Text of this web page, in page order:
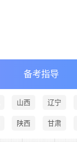
备考指导
山西 辽宁
陕西 甘肃